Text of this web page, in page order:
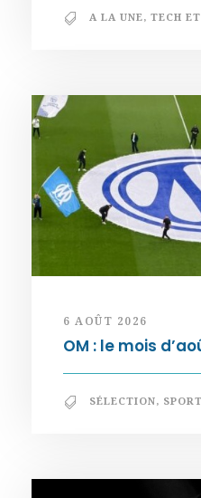
A LA UNE, TECH
6 AOÛT 2026
OM : le mois
SÉLECTION,